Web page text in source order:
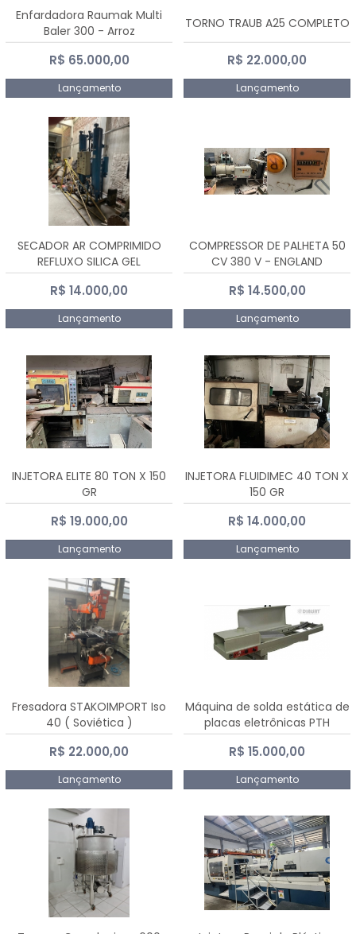
Enfardadora Raumak Multi
Baler 300 - Arroz
R$ 65.000,00
Lançamento
TORNO TRAUB A25 COMPLETO
R$ 22.000,00
Lançamento
SECADOR AR COMPRIMIDO
REFLUXO SILICA GEL
R$ 14.000,00
Lançamento
COMPRESSOR DE PALHETA 50
CV 380 V - ENGLAND
R$ 14.500,00
Lançamento
INJETORA ELITE 80 TON X 150
GR
R$ 19.000,00
Lançamento
INJETORA FLUIDIMEC 40 TON X
150 GR
R$ 14.000,00
Lançamento
Fresadora STAKOIMPORT Iso
40 ( Soviética )
R$ 22.000,00
Lançamento
Máquina de solda estática de
placas eletrônicas PTH
DIALSAT
R$ 15.000,00
Lançamento